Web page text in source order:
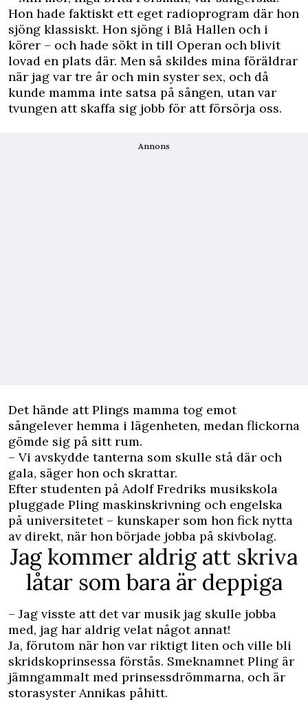
Hon hade faktiskt ett eget radioprogram där hon
sjöng klassiskt. Hon sjöng i Blå Hallen och i
körer – och hade sökt in till Operan och blivit
lovad en plats där. Men så skildes mina föräldrar
när jag var tre år och min syster sex, och då
kunde mamma inte satsa på sången, utan var
tvungen att skaffa sig jobb för att försörja oss.
Annons
Det hände att Plings mamma tog emot
sångelever hemma i lägenheten, medan flickorna
gömde sig på sitt rum.
– Vi avskydde tanterna som skulle stå där och
gala, säger hon och skrattar.
Efter studenten på Adolf Fredriks musikskola
pluggade Pling maskinskrivning och engelska
på universitetet – kunskaper som hon fick nytta
av direkt, när hon började jobba på skivbolag.
Jag kommer aldrig att skriva
låtar som bara är deppiga
– Jag visste att det var musik jag skulle jobba
med, jag har aldrig velat något annat!
Ja, förutom när hon var riktigt liten och ville bli
skridskoprinsessa förstås. Smeknamnet Pling är
jämngammalt med prinsessdrömmarna, och är
storasyster Annikas påhitt.